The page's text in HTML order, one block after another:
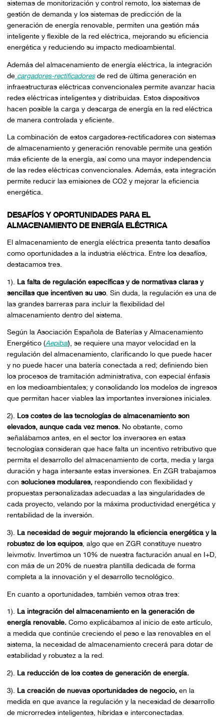
sistemas de monitorización y control remoto, los sistemas de
gestión de demanda y los sistemas de predicción de la
generación de energía renovable, permiten una gestión más
inteligente y flexible de la red eléctrica, mejorando su eficiencia
energética y reduciendo su impacto medioambiental.
Además del almacenamiento de energía eléctrica, la integración
decargadores-rectificadoresde red de última generación en
infraestructuras eléctricas convencionales permite avanzar hacia
redes eléctricas inteligentes y distribuidas. Estos dispositivos
hacen posible la carga y descarga de energía en la red eléctrica
de manera controlada y eficiente.
La combinación de estos cargadores-rectificadores con sistemas
de almacenamiento y generación renovable permite una gestión
más eficiente de la energía, así como una mayor independencia
de las redes eléctricas convencionales. Además, esta integración
permite reducir las emisiones de CO2 y mejorar la eficiencia
energética.
DESAFÍOS Y OPORTUNIDADES PARA EL
ALMACENAMIENTO DE ENERGÍA ELÉCTRICA
El almacenamiento de energía eléctrica presenta tanto desafíos
como oportunidades a la industria eléctrica. Entre los desafíos,
destacamos tres.
1). La falta de regulación específicas y de normativas claras y
sencillas que incentiven su uso. Sin duda, la regulación es una de
las grandes barreras para incluir la flexibilidad del
almacenamiento dentro del sistema.
Según la Asociación Española de Baterías y Almacenamiento
Energético (Aepibal), se requiere una mayor velocidad en la
regulación del almacenamiento, clarificando lo que puede hacer
y no puede hacer una batería conectada a red; definiendo bien
los procesos de tramitación administrativa, con especial énfasis
en los medioambientales; y consolidando los modelos de ingresos
que permitan hacer viables las importantes inversiones iniciales.
2). Los costes de las tecnologías de almacenamiento son
elevados, aunque cada vez menos.No obstante, como
señalábamos antes, en el sector los inversores en estas
tecnologías consideran que hace falta un incentivo retributivo que
permita el desarrollo del almacenamiento de corta, media y larga
duración y haga intersante estas inversiones. En ZGR trabajamos
con soluciones modulares,respondiendo con flexibilidad y
propuestas personalizadas adecuadas a las singularidades de
cada proyecto, velando por la máxima productividad energética y
rentabilidad de la inversión.
3). La necesidad de seguir mejorando la eficiencia energética y la
robustez de los equipos, algo que en ZGR constituye nuestro
leivmotiv. Invertimos un 10% de nuestra facturación anual en I+D,
con más de un 20% de nuestra plantilla dedicada de forma
completa a la innovación y el desarrollo tecnológico.
En cuanto a oportunidades, también vemos otras tres:
1). La integración del almacenamiento en la generación de
energía renovable.Como explicábamos al inicio de este artículo,
a medida que continúe creciendo el peso e las renovables en el
sistema, la necesidad de almacenamiento crecerá para dotar de
estabilidad y robustez a la red.
2). La reducción de los costes de generación de energía.
3). La creación de nuevas oportunidades de negocio,en la
medida en que avance la regulación y la necesidad de desarrollo
de microrredes inteligentes, híbridas e interconectadas.